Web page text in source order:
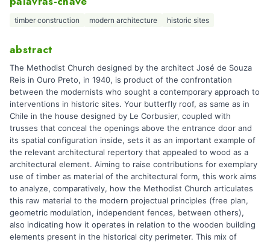
timber construction modern architecture historic sites
abstract
The Methodist Church designed by the architect José de Souza
Reis in Ouro Preto, in 1940, is product of the confrontation
between the modernists who sought a contemporary approach to
interventions in historic sites. Your butterfly roof, as same as in
Chile in the house designed by Le Corbusier, coupled with
trusses that conceal the openings above the entrance door and
its spatial configuration inside, sets it as an important example of
the relevant architectural repertory that appealed to wood as a
architectural element. Aiming to raise contributions for exemplary
use of timber as material of the architectural form, this work aims
to analyze, comparatively, how the Methodist Church articulates
this raw material to the modern projectual principles (free plan,
geometric modulation, independent fences, between others),
also indicating how it operates in relation to the wooden building
elements present in the historical city perimeter. This mix of